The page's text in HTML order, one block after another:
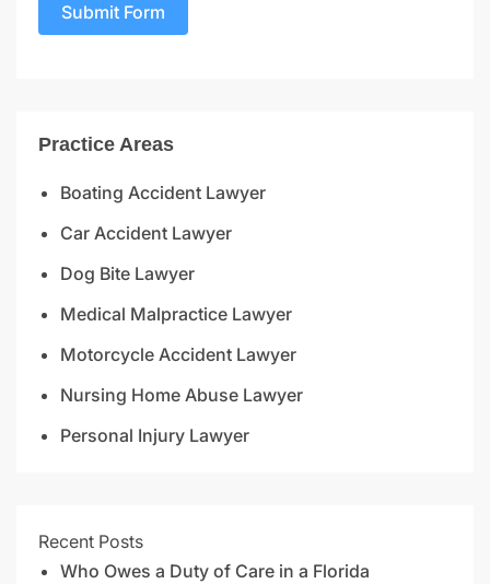
Submit Form
Practice Areas
Boating Accident Lawyer
Car Accident Lawyer
Dog Bite Lawyer
Medical Malpractice Lawyer
Motorcycle Accident Lawyer
Nursing Home Abuse Lawyer
Personal Injury Lawyer
Recent Posts
Who Owes a Duty of Care in a Florida